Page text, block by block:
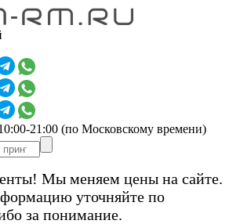
21:00 (по Московскому времени)
Мы меняем цены на сайте.
уточняйте по
за понимание.